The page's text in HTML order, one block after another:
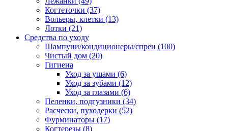
Когтеточки (37)
Вольеры, клетки (13)
Лотки (21)
Средства по уходу
Шампуни/кондиционеры/спреи (100)
Чистый дом (20)
Гигиена
Уход за ушами (6)
Уход за зубами (12)
Уход за глазами (6)
Пеленки, подгузники (34)
Расчески, пуходерки (52)
Фурминаторы (17)
Когтерезы (8)